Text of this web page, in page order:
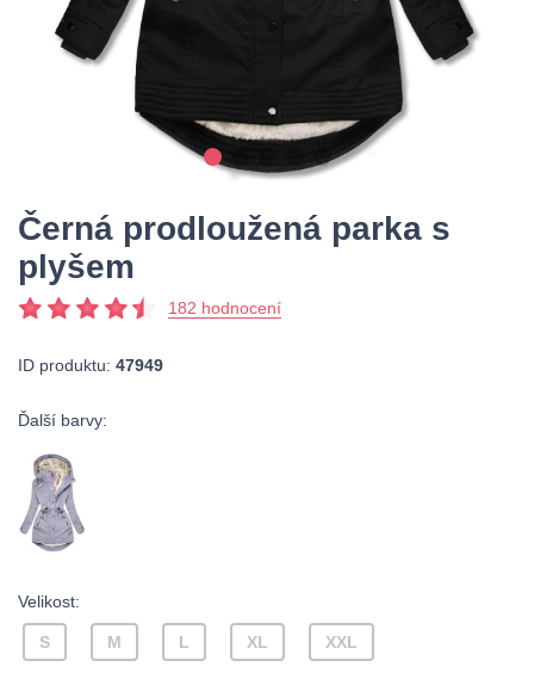
Černá prodloužená parka s
plyšem
182 hodnocení
ID produktu: 47949
Ďalší barvy:
Velikost:
S M L XL XXL